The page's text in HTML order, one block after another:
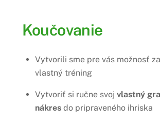
Koučovanie
Vytvorili sme pre vás možnosť
vlastný tréning
Vytvoriť si ručne svojvlastný
nákresdo pripraveného ihriska